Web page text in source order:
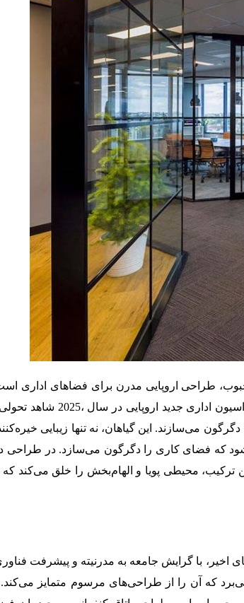
طراحی اروپایی مدرن برای فضاهای اداری
اداری و شرکتی می‌پردازیم و
می‌سازند. این گیاهان، نه تنها زیبایی
محیطی پویا و الهام‌بخش را خلق می‌کند که نه
اخیر، با گرایش جامعه به مدرنیته و پیشرفت
که آن را از طراحی‌های مرسوم متمایز می‌کند.